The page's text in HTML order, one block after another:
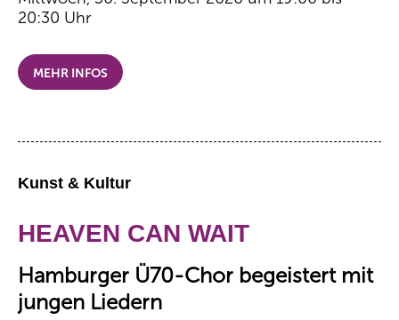
20:30 Uhr
MEHR INFOS
Kunst & Kultur
HEAVEN CAN WAIT
Hamburger Ü70-Chor begeistert mit
jungen Liedern